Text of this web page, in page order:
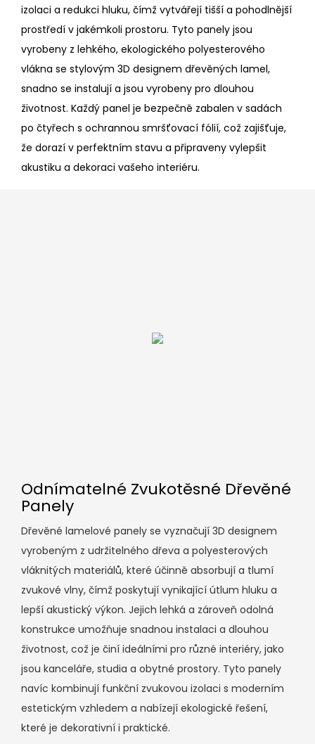
izolaci a redukci hluku, čímž vytvářejí tišší a pohodlnější
prostředí v jakémkoli prostoru. Tyto panely jsou
vyrobeny z lehkého, ekologického polyesterového
vlákna se stylovým 3D designem dřevěných lamel,
snadno se instalují a jsou vyrobeny pro dlouhou
životnost. Každý panel je bezpečně zabalen v sadách
po čtyřech s ochrannou smršťovací fólií, což zajišťuje,
že dorazí v perfektním stavu a připraveny vylepšit
akustiku a dekoraci vašeho interiéru.
Odnímatelné Zvukotěsné Dřevěné
Panely
Dřevěné lamelové panely se vyznačují 3D designem
vyrobeným z udržitelného dřeva a polyesterových
vláknitých materiálů, které účinně absorbují a tlumí
zvukové vlny, čímž poskytují vynikající útlum hluku a
lepší akustický výkon. Jejich lehká a zároveň odolná
konstrukce umožňuje snadnou instalaci a dlouhou
životnost, což je činí ideálními pro různé interiéry, jako
jsou kanceláře, studia a obytné prostory. Tyto panely
navíc kombinují funkční zvukovou izolaci s moderním
estetickým vzhledem a nabízejí ekologické řešení,
které je dekorativní i praktické.